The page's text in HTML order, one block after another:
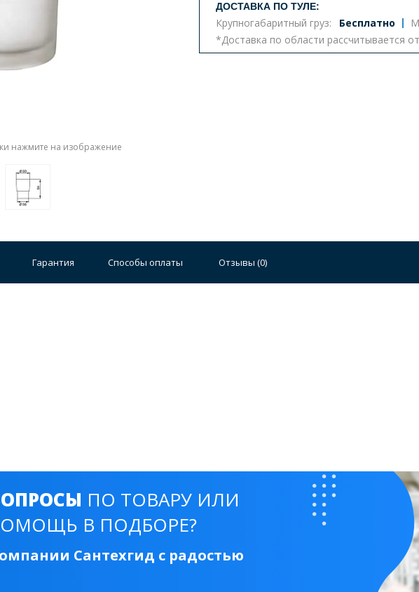
нажмите на изображение
ДОСТАВКА ПО ТУЛЕ:
Крупногабаритный груз: Бесплатно
*Доставка по области рассчитывается
Гарантия Способы оплаты Отзывы (0)
ПО ТОВАРУ ИЛИ
В ПОДБОРЕ?
Сантехгид с радостью